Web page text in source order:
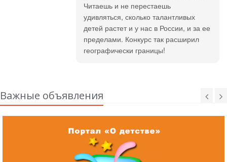
Читаешь и не перестаешь
удивляться, сколько талантливых
детей растет и у нас в России, и за ее
пределами. Конкурс так расширил
географически границы!
Важные объявления